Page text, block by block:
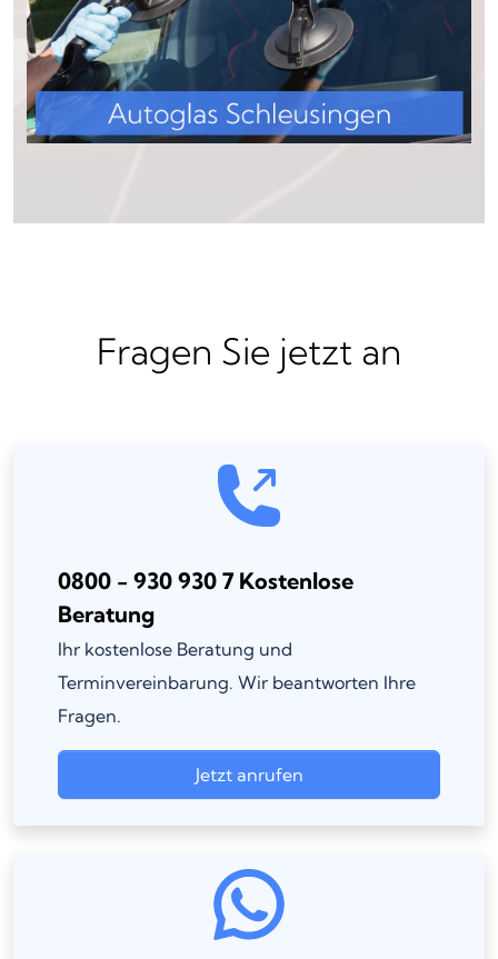
Fragen Sie jetzt an
0800 - 930 930 7 Kostenlose
Beratung
Ihr kostenlose Beratung und
Terminvereinbarung. Wir beantworten Ihre
Fragen.
Jetzt anrufen